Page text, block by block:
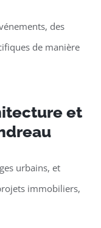
des
de manière
et
urbains, et
immobiliers,